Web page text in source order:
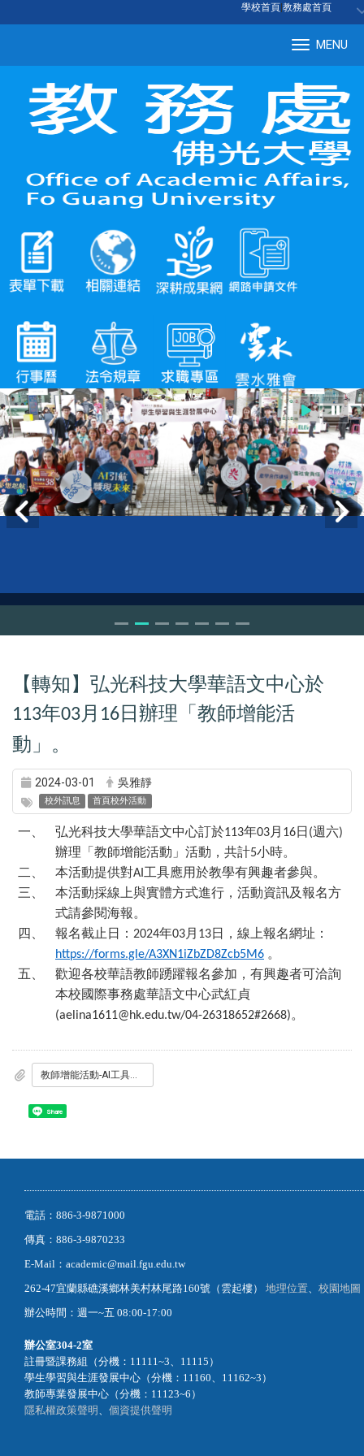
學校首頁 教務處首頁
MENU
【轉知】弘光科技大學華語文中心於
113年03 月 16 日辦理「教師增能活
動」。
2024-03-01 吳雅靜
校外訊息 首頁校外活動
一、 弘光科技大學華語文中心訂於113年03月 16日 (週六)
辦理「教師增能活動」活動，共計5小時。
二、
本活動提供對AI 工具應用於教學有興趣者參與。
三、
本活動採線上與實體方式進行，活動資訊及報名方
式請參閱海報。
四、
報名截止日： 2024年03月 13日，線上報名網址：
https://forms.gle/A3XN1iZbZD8Zcb5M6 。
五、
歡迎各校華語教師踴躍報名參加，有興趣者可洽詢
本校國際事務處華語文中心武紅貞
(aelina1611@hk.edu.tw/04-26318652#2668)。
教師增能活動-AI工具應用於教學.pdf
Share
電話：886-3-9871000
傳真：886-3-9870233
E-Mail：academic@mail.fgu.edu.tw
262-47宜蘭縣礁溪鄉林美村林尾路160號（雲起樓） 地理位置、 校園地圖
辦公時間：週一~五 08:00-17:00
辦公室304-2室
註冊暨課務組（分機：11111~3、11115）
學生學習與生涯發展中心（分機：11160、11162~3）
教師專業發展中心（分機：11123~6）
隱私權政策聲明 、 個資提供聲明